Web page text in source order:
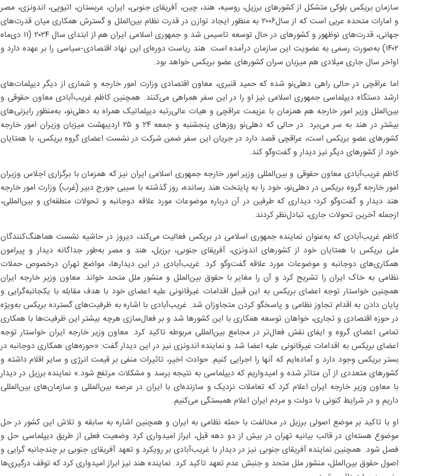
سازمان بریکس بلوکی متشکل از کشورهای برزیل، روسیه، هند، چین، آفریقای جنوبی، ایران، عربستان، اتیوپی، اندونزی، مصر
و امارات متحده عربی است که از سال۲۰۰۶ به منظور ایجاد توازن در قدرت نظام بین‌الملل و گسترش همکاری‌ میان قدرت‌های
جهانی، قدرت‌های نوظهور و کشورهای در حال توسعه تاسیس شد و جمهوری اسلامی ایران هم از ابتدای سال ۲۰۲۴ (۱۱ دی‌ماه
۱۴۰۲) به‌صورت رسمی به عضویت این سازمان درآمده است. هند ریاست دوره‌ای این نهاد اقتصادی-سیاسی را بر عهده دارد و
اواخر سال جاری میلادی هم میزبان سران کشورهای عضو بریکس خواهد بود.
اما عراقچی در حالی راهی دهلی‌نو شده که حمید قنبری، معاون اقتصادی وزارت امور خارجه و شماری از دیگر دیپلمات‌های
ارشد دستگاه دیپلماسی جمهوری اسلامی نیز او را در این سفر همراهی می‌کنند. همچنین کاظم غریب‌آبادی معاون حقوقی و
بین‌الملل وزیر امور خارجه هم همزمان با عزیمت عراقچی و هیات عالی‌رتبه دیپلماتیک همراه به دهلی‌نو، به‌منظور رایزنی‌های
بیشتر در هند به سر می‌برد. در حالی که دهلی‌نو روزهای پنجشنبه و جمعه ۲۴ و ۲۵ اردیبهشت میزبان وزیران امور خارجه
کشورهای عضو بریکس است، عراقچی قصد دارد در جریان این سفر ضمن شرکت در نشست اعضای گروه بریکس، با همتایان
خود از کشورهای دیگر نیز دیدار و گفت‌وگو کند.
کاظم غریب‌آبادی معاون حقوقی و بین‌المللی وزیر امور خارجه جمهوری اسلامی ایران نیز که همزمان با برگزاری اجلاس وزیران
امور خارجه گروه بریکس در دهلی‌نو، خود را به پایتخت هند رسانده، روز گذشته با سیبی جورج دبیر (غرب) وزارت امور خارجه
هند دیدار و گفت‌وگو کرد؛ دیداری که طرفین در آن درباره موضوعات مورد علاقه دوجانبه و تحولات منطقه‌ای و بین‌المللی،
ازجمله آخرین تحولات جاری، تبادل‌نظر کردند.
کاظم غریب‌آبادی که به‌عنوان نماینده جمهوری اسلامی در بریکس فعالیت می‌کند، دیروز در حاشیه نشست هماهنگ‌کنندگان
ملی بریکس با همتایان خود از کشورهای اندونزی، آفریقای جنوبی، برزیل، هند و مصر به‌طور جداگانه دیدار و پیرامون
همکاری‌های دوجانبه و موضوعات مورد علاقه گفت‌وگو کرد. غریب‌آبادی در این دیدارها، مواضع تهران درخصوص حملات
نظامی به خاک ایران را تشریح کرد و آن را مغایر با حقوق بین‌الملل و منشور ملل متحد خواند. معاون وزیر خارجه ایران
همچنین خواستار توجه اعضای بریکس به این قبیل اقدامات غیرقانونی علیه اعضای خود با هدف مقابله با یکجانبه‌گرایی و
پایان دادن به اقدام تجاوز نظامی و پاسخگو کردن متجاوزان شد. غریب‌آبادی با اشاره به ظرفیت‌های گسترده بریکس به‌ویژه
در حوزه اقتصادی و تجاری، خواهان توسعه همکاری با این کشورها شد و بر فعال‌سازی هرچه بیشتر این ظرفیت‌ها با همکاری
تمامی اعضای گروه و ایفای نقش فعال‌تر در مجامع بین‌المللی مربوطه تاکید کرد. معاون وزیر خارجه ایران خواستار توجه
اعضای بریکس به اقدامات غیرقانونی علیه اعضا شد و نماینده اندونزی نیز در این دیدار گفت: «حوزه‌های همکاری دوجانبه در
بستر بریکس وجود دارد و آماده‌ایم که آنها را اجرایی کنیم. حوادث اخیر، تاثیرات منفی بر قیمت انرژی و سایر اقلام داشته و
کشورهای متعددی از آن متاثر شده و امیدواریم که دیپلماسی به نتیجه برسد و مشکلات مرتفع شود.» نماینده برزیل در دیدار
با معاون وزیر خارجه ایران اعلام کرد که تعاملات نزدیک و سازنده‌ای با ایران در عرصه بین‌المللی و سازمان‌های بین‌المللی
داریم و در شرایط کنونی با دولت و مردم ایران اعلام همبستگی می‌کنیم.
او با تاکید بر موضع اصولی برزیل در مخالفت با حمله نظامی به ایران و همچنین اشاره به سابقه و تلاش این کشور در حل
موضوع هسته‌ای در قالب بیانیه تهران در بیش از دو دهه قبل، ابراز امیدواری کرد وضعیت فعلی از طریق دیپلماسی حل و
فصل شود. همچنین نماینده آفریقای جنوبی نیز در دیدار با غریب‌آبادی بر رویکرد و تعهد آفریقای جنوبی بر چندجانبه گرایی و
اصول حقوق بین‌الملل، منشور ملل متحد و جنبش عدم تعهد تاکید کرد. نماینده هند نیز ابراز امیدواری کرد که توقف درگیری‌ها